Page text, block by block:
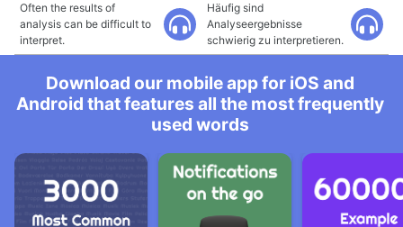
Often the results of
analysis can be difficult to
interpret.
Häufig sind
Analyseergebnisse
schwierig zu interpretieren.
Download our mobile app for iOS and
Android that features all the most frequently
used words